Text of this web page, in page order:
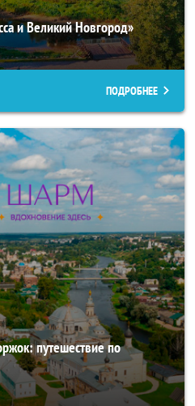
и Великий Новгород»
ПОДРОБНЕЕ
путешествие по